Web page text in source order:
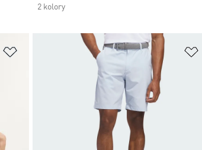
2 kolory
Dodaj do listy życzeń